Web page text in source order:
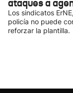
ataques a
Los sindicatos
policía no puede
reforzar la plantilla.